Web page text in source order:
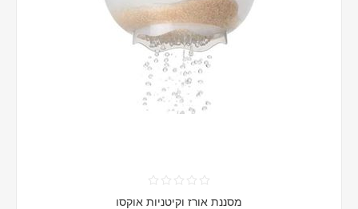
מסננת אורז וקיטניות אוקסו